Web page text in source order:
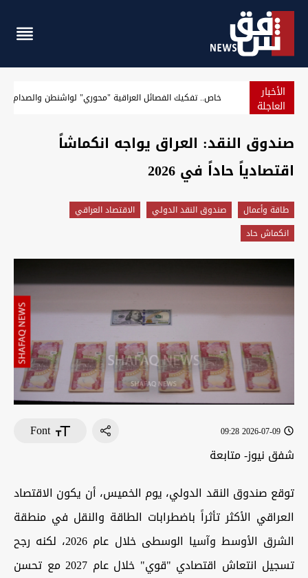
الأخبار
العاجلة مرصد: أموال صولة الفجر تعادل رواتب شهرية لوزارات عدة
صندوق النقد: العراق يواجه انكماشاً
اقتصادياً حاداً في 2026
طاقة وأعمال صندوق النقد الدولي
الاقتصاد العراقي
انكماش حاد
2026-07-09 09:28
Font
شفق نيوز- متابعة
توقع صندوق النقد الدولي، يوم الخميس، أن يكون الاقتصاد
العراقي الأكثر تأثراً باضطرابات الطاقة والنقل في منطقة
الشرق الأوسط وآسيا الوسطى خلال عام 2026، لكنه رجح
تسجيل انتعاش اقتصادي "قوي" خلال عام 2027 مع تحسن